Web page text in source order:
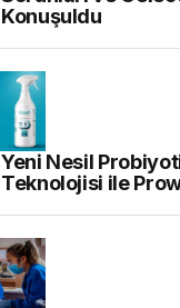
Konuşuldu
Yeni Nesil
Teknolojisi ile